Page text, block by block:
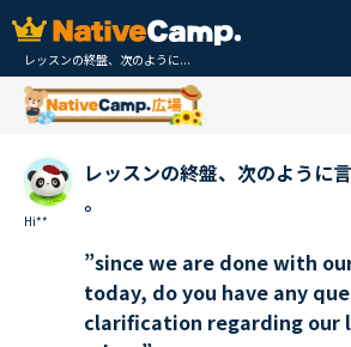
レッスンの終盤、次のように...
Hi**
レッスンの終盤、次のように
。
”since we are done with
today, do you have any
clarification regarding our